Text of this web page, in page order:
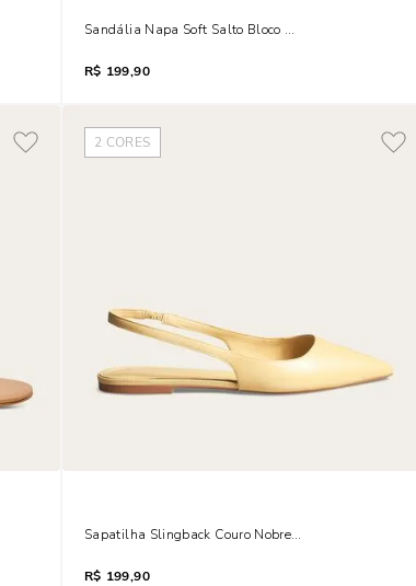
Sandália Napa Soft Salto Bloco Off White Tiras Finas
R$ 199,90
2 CORES
Sapatilha Slingback Couro Nobre Amarelo Bico Fino
R$ 199,90